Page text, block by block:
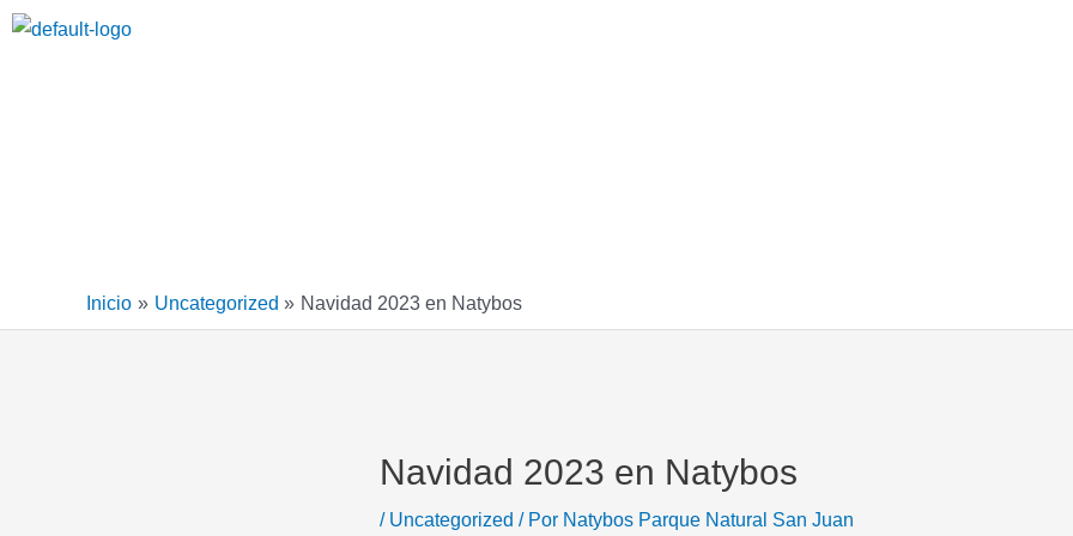
Inicio Uncategorized Navidad 2023 en Natybos
Navidad 2023 en Natybos
/ Uncategorized / Por Natybos Parque Natural San Juan